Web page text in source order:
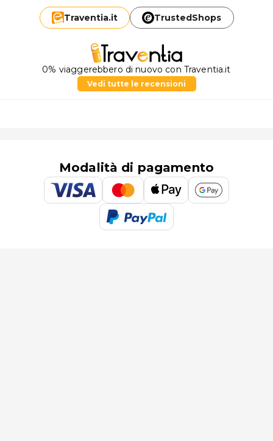
Traventia.it TrustedShops
0% viaggerebbero di nuovo con Traventia.it
Vedi tutte le recensioni
Modalità di pagamento